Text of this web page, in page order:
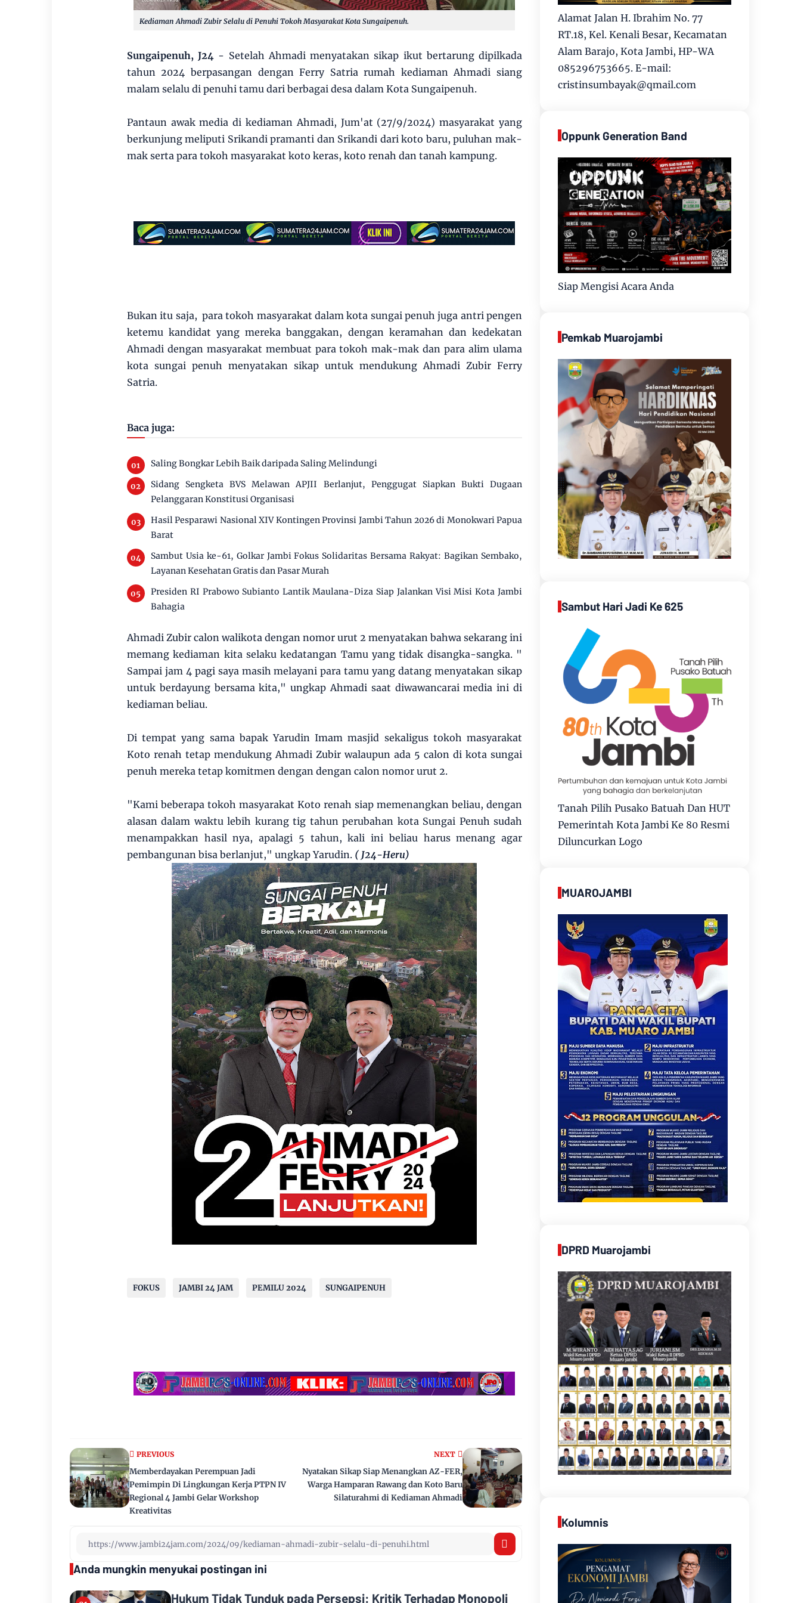
Kediaman Ahmadi Zubir Selalu di Penuhi Tokoh Masyarakat Kota Sungaipenuh.
Sungaipenuh, J24 - Setelah Ahmadi menyatakan sikap ikut bertarung dipilkada
tahun 2024 berpasangan dengan Ferry Satria rumah kediaman Ahmadi siang
malam selalu di penuhi tamu dari berbagai desa dalam Kota Sungaipenuh.
Pantaun awak media di kediaman Ahmadi, Jum'at (27/9/2024) masyarakat yang
berkunjung meliputi Srikandi pramanti dan Srikandi dari koto baru, puluhan mak-
mak serta para tokoh masyarakat koto keras, koto renah dan tanah kampung.
Bukan itu saja, para tokoh masyarakat dalam kota sungai penuh juga antri pengen
ketemu kandidat yang mereka banggakan, dengan keramahan dan kedekatan
Ahmadi dengan masyarakat membuat para tokoh mak-mak dan para alim ulama
kota sungai penuh menyatakan sikap untuk mendukung Ahmadi Zubir Ferry
Satria.
Baca juga:
Saling Bongkar Lebih Baik daripada Saling Melindungi
Sidang Sengketa BVS Melawan APJII Berlanjut, Penggugat Siapkan Bukti Dugaan
Pelanggaran Konstitusi Organisasi
Hasil Pesparawi Nasional XIV Kontingen Provinsi Jambi Tahun 2026 di Monokwari Papua
Barat
Sambut Usia ke-61, Golkar Jambi Fokus Solidaritas Bersama Rakyat: Bagikan Sembako,
Layanan Kesehatan Gratis dan Pasar Murah
Presiden RI Prabowo Subianto Lantik Maulana-Diza Siap Jalankan Visi Misi Kota Jambi
Bahagia
Ahmadi Zubir calon walikota dengan nomor urut 2 menyatakan bahwa sekarang ini
memang kediaman kita selaku kedatangan Tamu yang tidak disangka-sangka. "
Sampai jam 4 pagi saya masih melayani para tamu yang datang menyatakan sikap
untuk berdayung bersama kita," ungkap Ahmadi saat diwawancarai media ini di
kediaman beliau.
Di tempat yang sama bapak Yarudin Imam masjid sekaligus tokoh masyarakat
Koto renah tetap mendukung Ahmadi Zubir walaupun ada 5 calon di kota sungai
penuh mereka tetap komitmen dengan dengan calon nomor urut 2.
"Kami beberapa tokoh masyarakat Koto renah siap memenangkan beliau, dengan
alasan dalam waktu lebih kurang tig tahun perubahan kota Sungai Penuh sudah
menampakkan hasil nya, apalagi 5 tahun, kali ini beliau harus menang agar
pembangunan bisa berlanjut," ungkap Yarudin. ( J24-Heru)
FOKUS JAMBI 24 JAM PEMILU 2024 SUNGAIPENUH
NEXT
Nyatakan Sikap Siap Menangkan AZ-FER,
Warga Hamparan Rawang dan Koto Baru
Silaturahmi di Kediaman Ahmadi
PREVIOUS
Memberdayakan Perempuan Jadi
Pemimpin Di Lingkungan Kerja PTPN IV
Regional 4 Jambi Gelar Workshop
Kreativitas
Anda mungkin menyukai postingan ini
Hukum Tidak Tunduk pada Persepsi: Kritik Terhadap Monopoli
Alamat Jalan H. Ibrahim No. 77
RT.18, Kel. Kenali Besar, Kecamatan
Alam Barajo, Kota Jambi, HP-WA
085296753665. E-mail:
cristinsumbayak@qmail.com
Oppunk Generation Band
Siap Mengisi Acara Anda
Pemkab Muarojambi
Sambut Hari Jadi Ke 625
Tanah Pilih Pusako Batuah Dan HUT
Pemerintah Kota Jambi Ke 80 Resmi
Diluncurkan Logo
MUAROJAMBI
DPRD Muarojambi
Kolumnis